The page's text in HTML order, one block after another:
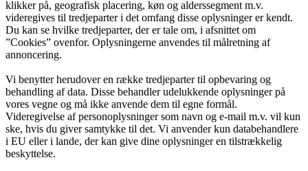
klikker på, geografisk placering, køn og alderssegment m.v.
videregives til tredjeparter i det omfang disse oplysninger er kendt.
Du kan se hvilke tredjeparter, der er tale om, i afsnittet om
”Cookies” ovenfor. Oplysningerne anvendes til målretning af
annoncering.
Vi benytter herudover en række tredjeparter til opbevaring og
behandling af data. Disse behandler udelukkende oplysninger på
vores vegne og må ikke anvende dem til egne formål.
Videregivelse af personoplysninger som navn og e-mail m.v. vil kun
ske, hvis du giver samtykke til det. Vi anvender kun databehandlere
i EU eller i lande, der kan give dine oplysninger en tilstrækkelig
beskyttelse.